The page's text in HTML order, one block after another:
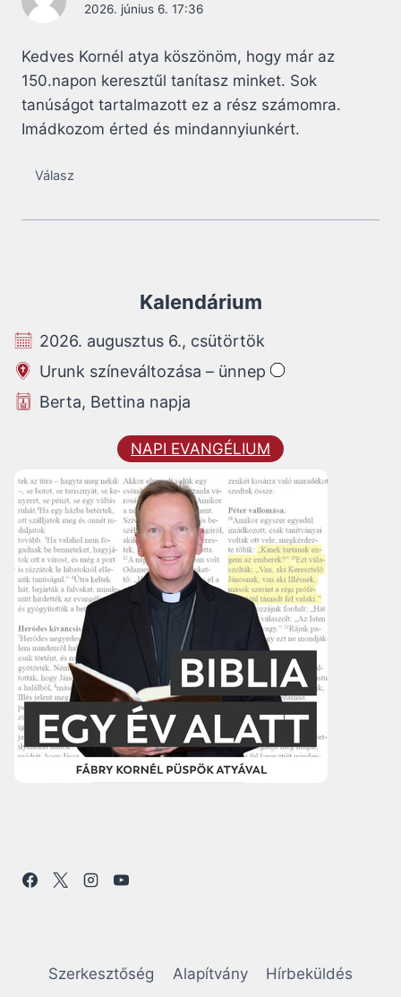
2026. június 6. 17:36
Kedves Kornél atya köszönöm, hogy már az
150.napon keresztűl tanítasz minket. Sok
tanúságot tartalmazott ez a rész számomra.
Imádkozom érted és mindannyiunkért.
Válasz
Kalendárium
2026. augusztus 6., csütörtök
Urunk színeváltozása – ünnep
Berta, Bettina napja
NAPI EVANGÉLIUM
Szerkesztőség Alapítvány Hírbeküldés